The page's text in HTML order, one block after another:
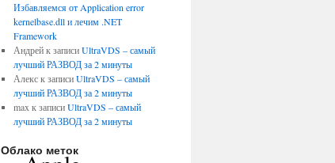
Избавляемся от Application error
kernelbase.dll и лечим .NET
Framework
Андрейк записиUltraVDS – самый
лучший РАЗВОД за 2 минуты
Алекск записиUltraVDS – самый
лучший РАЗВОД за 2 минуты
max к записиUltraVDS – самый
лучший РАЗВОД за 2 минуты
Облако меток